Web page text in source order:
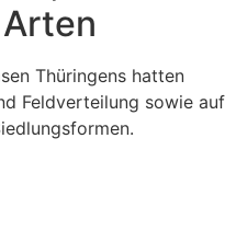
Thüringens hatten
Feldverteilung sowie auf